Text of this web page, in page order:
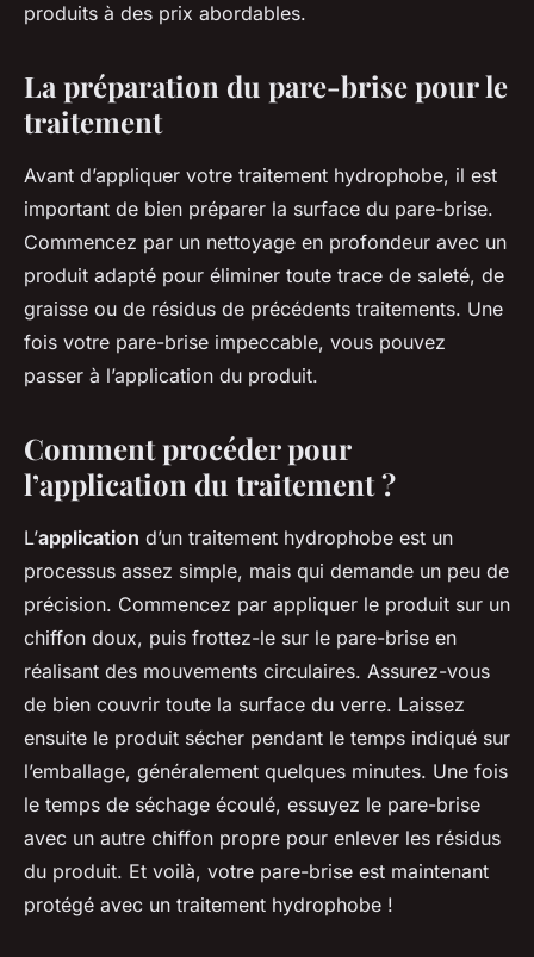
produits à des prix abordables.
La préparation du pare-brise pour le
traitement
Avant d’appliquer votre traitement hydrophobe, il est
important de bien préparer la surface du pare-brise.
Commencez par un nettoyage en profondeur avec un
produit adapté pour éliminer toute trace de saleté, de
graisse ou de résidus de précédents traitements. Une
fois votre pare-brise impeccable, vous pouvez
passer à l’application du produit.
Comment procéder pour
l’application du traitement ?
L’application d’un traitement hydrophobe est un
processus assez simple, mais qui demande un peu de
précision. Commencez par appliquer le produit sur un
chiffon doux, puis frottez-le sur le pare-brise en
réalisant des mouvements circulaires. Assurez-vous
de bien couvrir toute la surface du verre. Laissez
ensuite le produit sécher pendant le temps indiqué sur
l’emballage, généralement quelques minutes. Une fois
le temps de séchage écoulé, essuyez le pare-brise
avec un autre chiffon propre pour enlever les résidus
du produit. Et voilà, votre pare-brise est maintenant
protégé avec un traitement hydrophobe !